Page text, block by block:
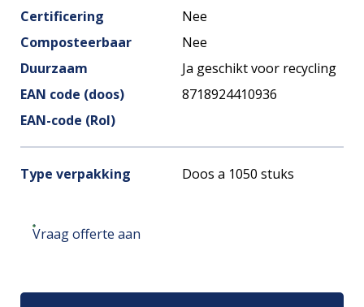
Certificering
Nee
Composteerbaar
Nee
Duurzaam
Ja geschikt voor recycling
EAN code (doos)
8718924410936
EAN-code (Rol)
Type verpakking Doos a 1050 stuks
Vraag offerte aan